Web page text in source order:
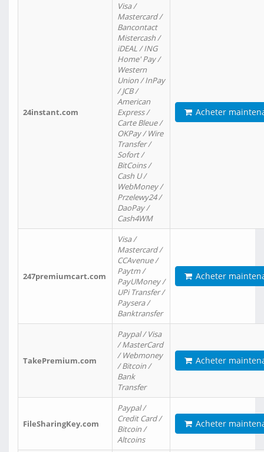
24instant.com
Visa /
Mastercard /
Bancontact
Mistercash /
iDEAL / ING
Home' Pay /
Western
Union / InPay
/ JCB /
American
Express /
Carte Bleue /
OKPay / Wire
Transfer /
Sofort /
BitCoins /
Cash U /
WebMoney /
Przelewy24 /
DaoPay /
Cash4WM
Acheter
247premiumcart.com
Visa /
Mastercard /
CCAvenue /
Paytm /
PayUMoney /
UPi Transfer /
Paysera /
Banktransfer
Acheter
TakePremium.com
Paypal / Visa
/ MasterCard
/ Webmoney
/ Bitcoin /
Bank
Transfer
Acheter
FileSharingKey.com
Paypal /
Credit Card /
Bitcoin /
Altcoins
Acheter